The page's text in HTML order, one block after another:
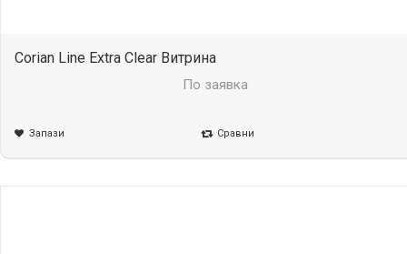
Corian Line Extra Clear Витрина
По заявка
Запази Сравни